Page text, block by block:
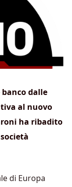
dalle
al nuovo
ha ribadito
di Europa